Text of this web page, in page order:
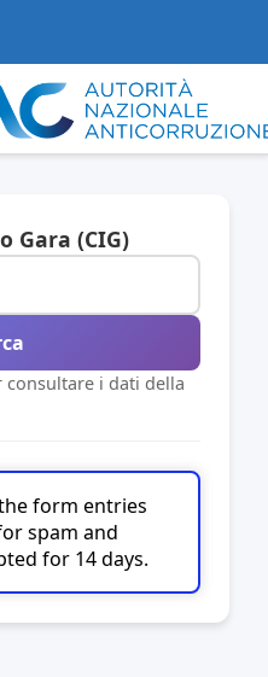
Gara (CIG)
consultare i dati della
form entries
spam and
for 14 days.